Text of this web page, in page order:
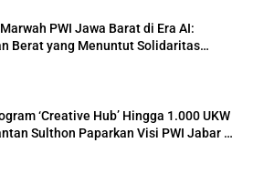
PWI Jawa Barat di Era AI:
Berat yang Menuntut Solidaritas
‘Creative Hub’ Hingga 1.000 UKW
Sulthon Paparkan Visi PWI Jabar di